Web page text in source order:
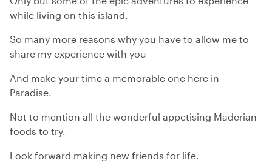
while living on this island.
So many more reasons why you have to allow me to
share my experience with you
And make your time a memorable one here in
Paradise.
Not to mention all the wonderful appetising Maderian
foods to try.
Look forward making new friends for life.